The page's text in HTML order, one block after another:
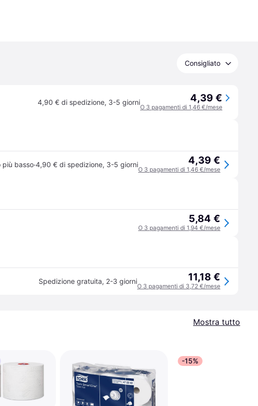
Consigliato
4,90 € di spedizione, 3-5 giorni 4,39 €
O 3 pagamenti di 1,46 €/mese
più basso·4,90 € di spedizione, 3-5 giorni 4,39 €
O 3 pagamenti di 1,46 €/mese
5,84 €
O 3 pagamenti di 1,94 €/mese
Spedizione gratuita, 2-3 giorni 11,18 €
O 3 pagamenti di 3,72 €/mese
Mostra tutto
-15%